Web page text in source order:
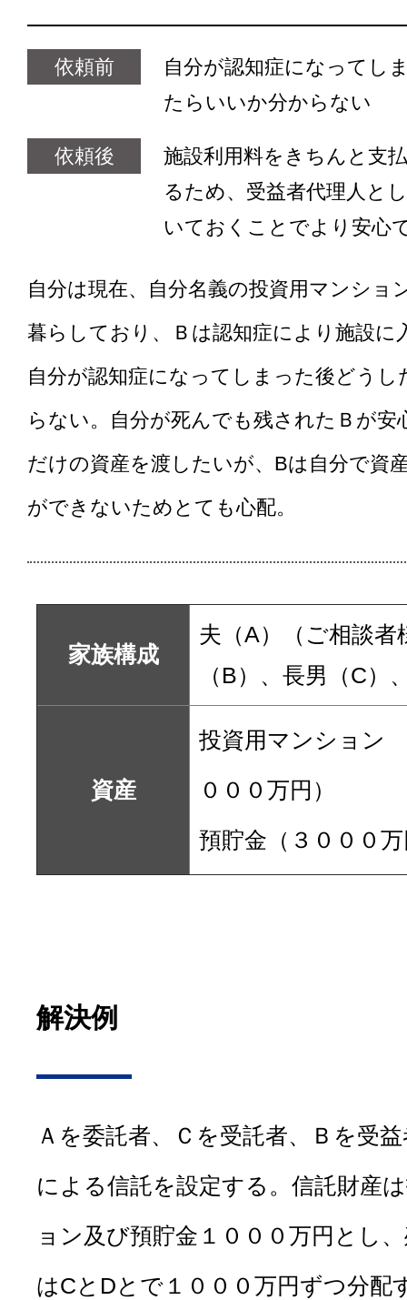
依頼前
自分が認知症になってし
たらいいか分からない
依頼後
施設利用料をきちんと支
るため、受益者代理人と
いておくことでより安心
自分は現在、自分名義の投資用マンショ
暮らしており、Ｂは認知症により施設に
自分が認知症になってしまった後どうし
らない。自分が死んでも残されたＢが安
だけの資産を渡したいが、Bは自分で資
ができないためとても心配。
家族構成
夫（A）（ご相談者
（B）、長男（C）
資産
投資用マンション
０００万円）
預貯金（３０００
解決例
Ａを委託者、Ｃを受託者、Ｂを受
による信託を設定する。信託財産
ョン及び預貯金１０００万円とし
はCとDとで１０００万円ずつ分配